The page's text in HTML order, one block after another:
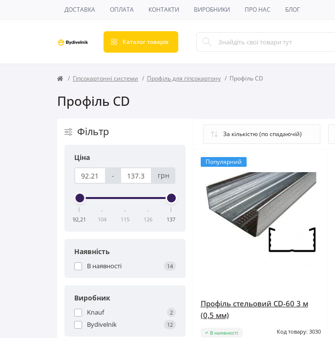
ДОСТАВКА ОПЛАТА КОНТАКТИ ВИРОБНИКИ ПРО НАС БЛОГ
Каталог товарів
Гіпсокартонні системи Профіль для гіпсокартону Профіль CD
Профіль CD
Фільтр
Ціна
-
грн
92,21 104 115 126 137
Наявність
В наявності 14
Виробник
Knauf 2
Bydivelnik 12
Популярний
Профіль стельовий CD-60 3 м
(0,5 мм)
В наявності Код товару: 3030